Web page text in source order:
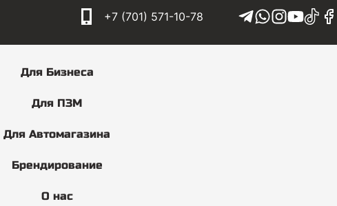
+7 (701) 571-10-78
Для Бизнеса
Для ПЗМ
Для Автомагазина
Брендирование
О нас